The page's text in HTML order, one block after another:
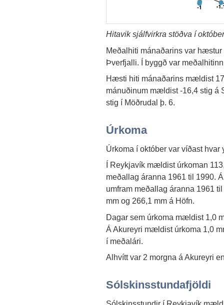
Hitavik sjálfvirkra stöðva í
Meðalhiti mánaðarins var
Þverfjalli. Í byggð var
Hæsti hiti mánaðarins mældist
mánuðinum mældist -16,4 stig á
stig í Möðrudal þ. 6.
Úrkoma
Úrkoma í október var víðast hvar
Í Reykjavík mældist úrkoman
meðallag áranna 1961 til 1990.
umfram meðallag áranna 1961
mm og 266,1 mm á Höfn.
Dagar sem úrkoma mældist 1,0
Á Akureyri mældist úrkoma 1,0
í meðalári.
Alhvítt var 2 morgna á Akureyri
Sólskinsstundafjöldi